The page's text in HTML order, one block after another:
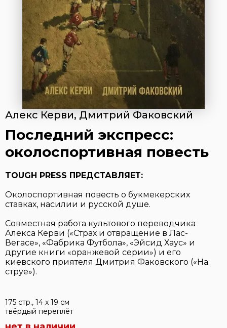
Алекс Керви, Дмитрий Факовский
Последний экспресс:
околоспортивная повесть
TOUGH PRESS ПРЕДСТАВЛЯЕТ:
Околоспортивная повесть о букмекерских
ставках, насилии и русской душе.
Совместная работа культового переводчика
Алекса Керви («Страх и отвращение в Лас-
Вегасе», «Фабрика Футбола», «Эйсид Хаус» и
другие книги «оранжевой серии») и его
киевского приятеля Дмитрия Факовского («На
струе»).
175 стр., 14 x 19 см
твёрдый переплёт